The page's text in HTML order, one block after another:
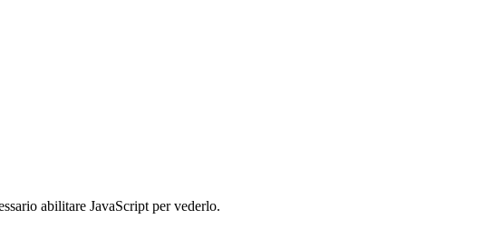
abilitare JavaScript per vederlo.